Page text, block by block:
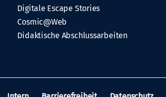
Digitale Escape Stories
Cosmic@Web
Didaktische Abschlussarbeiten